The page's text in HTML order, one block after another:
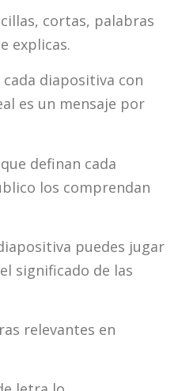
cortas, palabras
explicas.
diapositiva con
es un mensaje por
definan cada
los comprendan
puedes jugar
significado de las
relevantes en